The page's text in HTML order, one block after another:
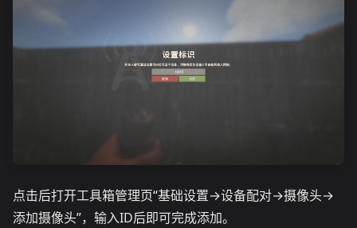
点击后打开工具箱管理页“基础设置→设备配对→摄像头→
添加摄像头”，输入ID后即可完成添加。